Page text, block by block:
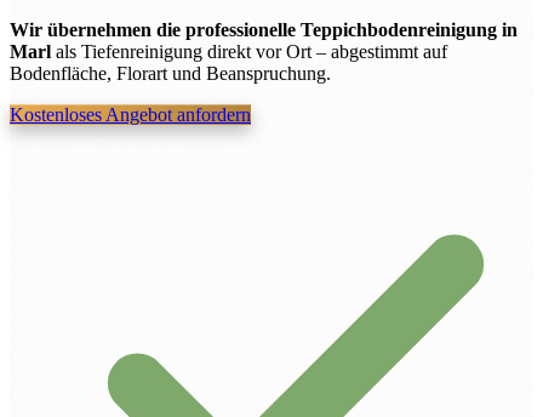
Wir übernehmen die professionelle Teppichbodenreinigung in
Marl als Tiefenreinigung direkt vor Ort – abgestimmt auf
Bodenfläche, Florart und Beanspruchung.
Kostenloses Angebot anfordern